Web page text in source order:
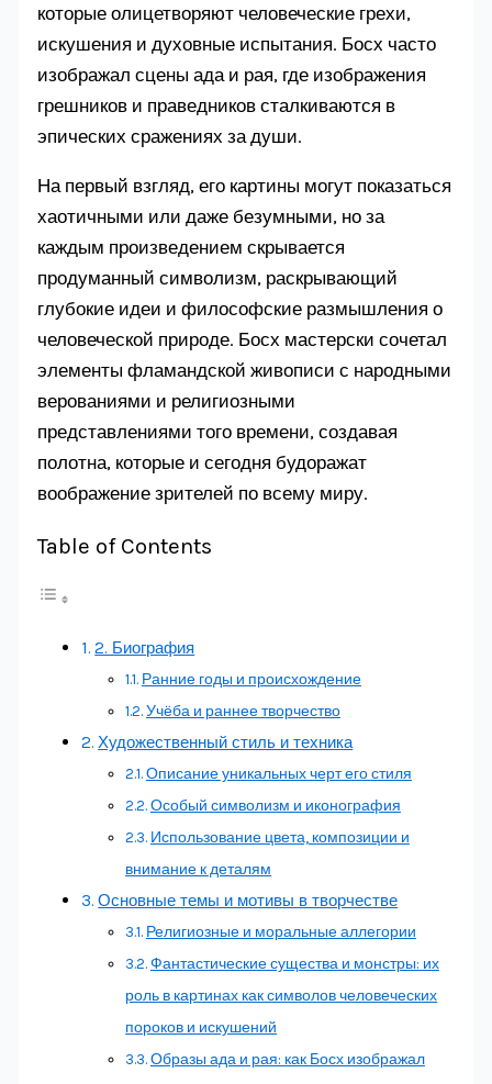
которые олицетворяют человеческие грехи,
искушения и духовные испытания. Босх часто
изображал сцены ада и рая, где изображения
грешников и праведников сталкиваются в
эпических сражениях за души.
На первый взгляд, его картины могут показаться
хаотичными или даже безумными, но за
каждым произведением скрывается
продуманный символизм, раскрывающий
глубокие идеи и философские размышления о
человеческой природе. Босх мастерски сочетал
элементы фламандской живописи с народными
верованиями и религиозными
представлениями того времени, создавая
полотна, которые и сегодня будоражат
воображение зрителей по всему миру.
Table of Contents
2. Биография
Ранние годы и происхождение
Учёба и раннее творчество
Художественный стиль и техника
Описание уникальных черт его стиля
Особый символизм и иконография
Использование цвета, композиции и
внимание к деталям
Основные темы и мотивы в творчестве
Религиозные и моральные аллегории
Фантастические существа и монстры: их
роль в картинах как символов человеческих
пороков и искушений
Образы ада и рая: как Босх изображал